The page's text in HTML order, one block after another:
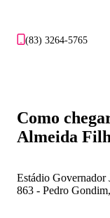
(83) 3264-5765
Como
Almeida
Estádio Governador
863 - Pedro